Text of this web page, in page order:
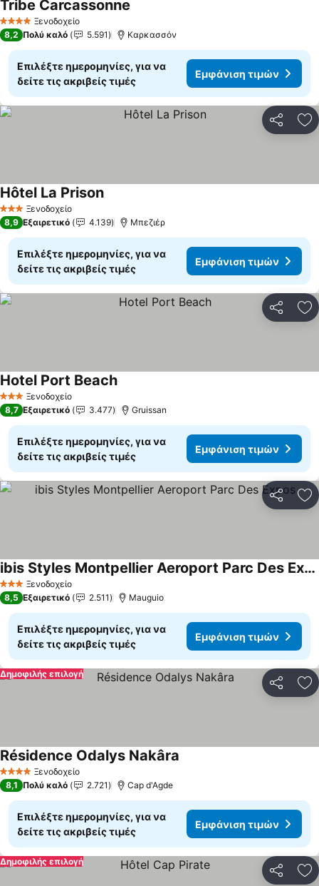
4 ΑστέριαΞενοδοχείο
Tribe Carcassonne
8,2 Πολύ καλό 5.591 Καρκασσόν
Επιλέξτε ημερομηνίες, για να
δείτε τις ακριβείς τιμές
Εμφάνιση τιμών
3 ΑστέριαΞενοδοχείο
Hôtel La Prison
8,9 Εξαιρετικό 4.139 Μπεζιέρ
Επιλέξτε ημερομηνίες, για να
δείτε τις ακριβείς τιμές
Εμφάνιση τιμών
3 ΑστέριαΞενοδοχείο
Hotel Port Beach
8,7 Εξαιρετικό 3.477 Gruissan
Επιλέξτε ημερομηνίες, για να
δείτε τις ακριβείς τιμές
Εμφάνιση τιμών
3 ΑστέριαΞενοδοχείο
ibis Styles Montpellier Aeroport Parc Des Expos
8,5 Εξαιρετικό 2.511 Mauguio
Επιλέξτε ημερομηνίες, για να
δείτε τις ακριβείς τιμές
Εμφάνιση τιμών
Δημοφιλής επιλογή
4 ΑστέριαΞενοδοχείο
Résidence Odalys Nakâra
8,1 Πολύ καλό 2.721 Cap d'Agde
Επιλέξτε ημερομηνίες, για να
δείτε τις ακριβείς τιμές
Εμφάνιση τιμών
Δημοφιλής επιλογή